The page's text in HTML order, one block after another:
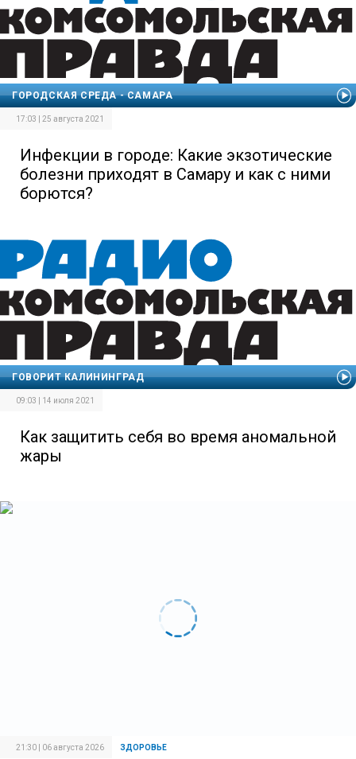
ГОРОДСКАЯ СРЕДА - САМАРА
17:03 | 25 августа 2021
Инфекции в городе: Какие экзотические
болезни приходят в Самару и как с ними
борются?
ГОВОРИТ КАЛИНИНГРАД
09:03 | 14 июля 2021
Как защитить себя во время аномальной
жары
21:30 | 06 августа 2026 ЗДОРОВЬЕ